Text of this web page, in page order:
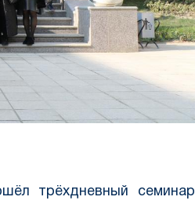
трёхдневный семинар